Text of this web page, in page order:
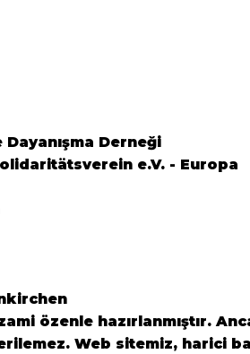
Derneği
e.V. - Europa
özenle hazırlanmıştır.
Web sitemiz, harici